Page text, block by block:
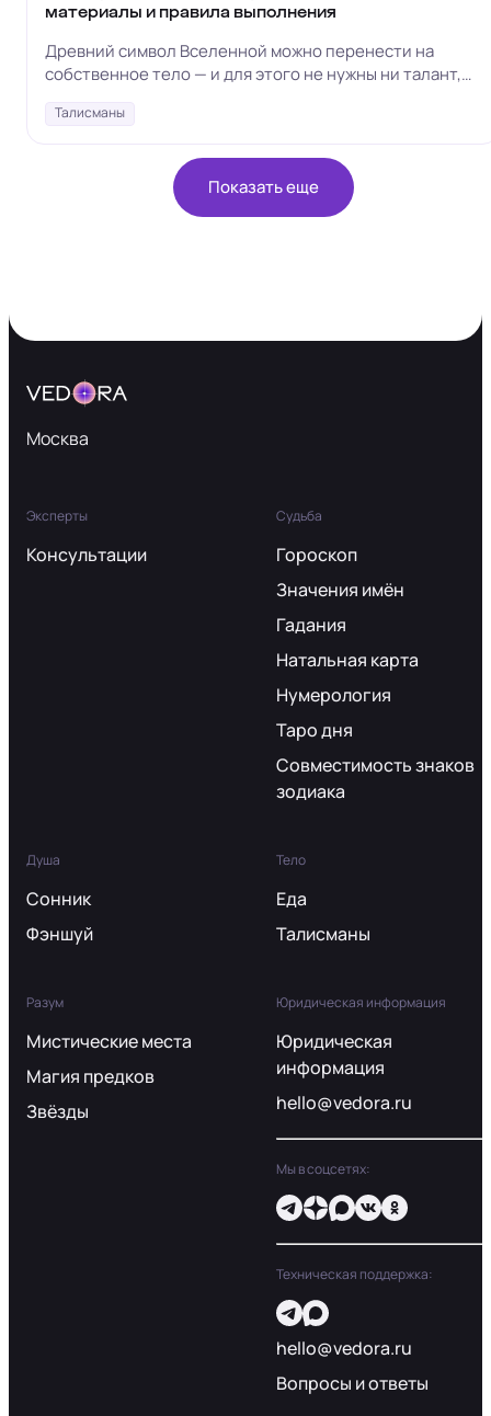
материалы и правила выполнения
Древний символ Вселенной можно перенести на
собственное тело — и для этого не нужны ни талант,
ни художественная школа
Талисманы
Показать еще
Москва
Эксперты
Консультации
Судьба
Гороскоп
Значения имён
Гадания
Натальная карта
Нумерология
Таро дня
Совместимость знаков
зодиака
Душа
Сонник
Фэншуй
Тело
Еда
Талисманы
Разум
Мистические места
Магия предков
Звёзды
Юридическая информация
Юридическая
информация
hello@vedora.ru
Мы в соцсетях:
Техническая поддержка:
hello@vedora.ru
Вопросы и ответы